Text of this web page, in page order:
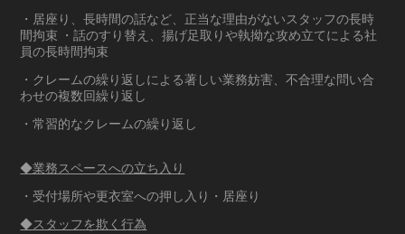
・居座り、長時間の話など、正当な理由がないスタッフの長時
間拘束 ・話のすり替え、揚げ足取りや執拗な攻め立てによる社
員の長時間拘束
・クレームの繰り返しによる著しい業務妨害、不合理な問い合
わせの複数回繰り返し
・常習的なクレームの繰り返し
◆業務スペースへの立ち入り
・受付場所や更衣室への押し入り・居座り
◆スタッフを欺く行為